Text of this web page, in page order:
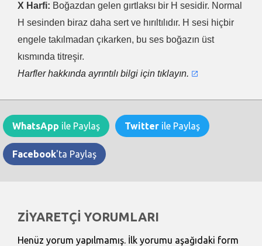
X Harfi: Boğazdan gelen gırtlaksı bir H sesidir. Normal
H sesinden biraz daha sert ve hırıltılıdır. H sesi hiçbir
engele takılmadan çıkarken, bu ses boğazın üst
kısmında titreşir.
Harfler hakkında ayrıntılı bilgi için tıklayın.
WhatsApp ile Paylaş Twitter ile Paylaş
Facebook'ta Paylaş
ZİYARETÇİ YORUMLARI
Henüz yorum yapılmamış. İlk yorumu aşağıdaki form